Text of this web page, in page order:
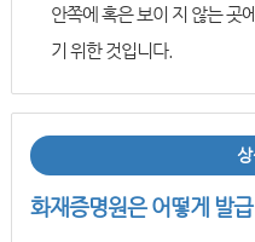
안쪽에 혹은 보이 지 않는 곳
기 위한 것입니다.
화재증명원은 어떻게 발